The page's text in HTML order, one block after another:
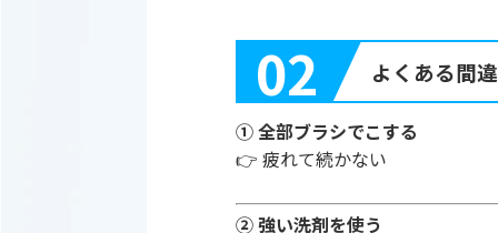
02 よくある間
① 全部ブラシでこする
👉 疲れて続かない
② 強い洗剤を使う